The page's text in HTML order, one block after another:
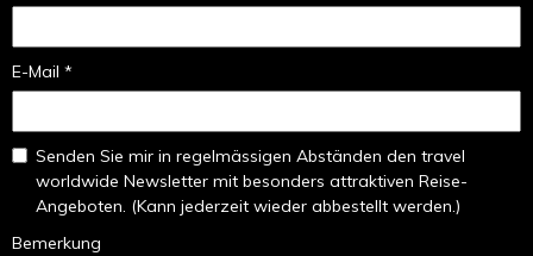
E-Mail *
Senden Sie mir in regelmässigen Abständen den travel
worldwide Newsletter mit besonders attraktiven Reise-
Angeboten. (Kann jederzeit wieder abbestellt werden.)
Bemerkung